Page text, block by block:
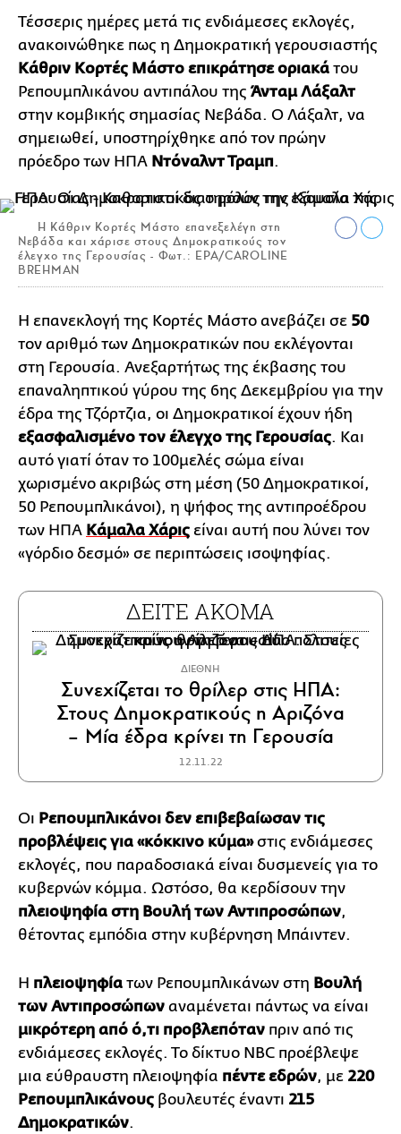
Τέσσερις ημέρες μετά τις ενδιάμεσες εκλογές,
ανακοινώθηκε πως η Δημοκρατική γερουσιαστής
Κάθριν Κορτές Μάστο επικράτησε οριακά του
Ρεπουμπλικάνου αντιπάλου τηςΆνταμ Λάξαλτ
στην κομβικής σημασίας Νεβάδα. Ο Λάξαλτ, να
σημειωθεί, υποστηρίχθηκε από τον πρώην
πρόεδρο των ΗΠΑ Ντόναλντ Τραμπ.
Η Κάθριν Κορτές Μάστο επανεξελέγη στη
Νεβάδα και χάρισε στους Δημοκρατικούς τον
έλεγχο της Γερουσίας - Φωτ.: EPA/CAROLINE
BREHMAN
Η επανεκλογή της Κορτές Μάστο ανεβάζει σε 50
τον αριθμό των Δημοκρατικών που εκλέγονται
στη Γερουσία. Ανεξαρτήτως της έκβασης του
επαναληπτικού γύρου της 6ης Δεκεμβρίου για την
έδρα της Τζόρτζια, οι Δημοκρατικοί έχουν ήδη
εξασφαλισμένο τον έλεγχο της Γερουσίας. Και
αυτό γιατί όταν το 100μελές σώμα είναι
χωρισμένο ακριβώς στη μέση (50 Δημοκρατικοί,
50 Ρεπουμπλικάνοι), η ψήφος της αντιπροέδρου
των ΗΠΑ Κάμαλα Χάρις είναι αυτή που λύνει τον
«γόρδιο δεσμό» σε περιπτώσεις ισοψηφίας.
ΔΕΙΤΕ ΑΚΟΜΑ
ΔΙΕΘΝΗ
Συνεχίζεται το θρίλερ στις ΗΠΑ:
Στους Δημοκρατικούς η Αριζόνα
– Μία έδρα κρίνει τη Γερουσία
12.11.22
Οι Ρεπουμπλικάνοι δεν επιβεβαίωσαν τις
προβλέψεις για «κόκκινο κύμα»στις ενδιάμεσες
εκλογές, που παραδοσιακά είναι δυσμενείς για το
κυβερνών κόμμα. Ωστόσο, θα κερδίσουν την
πλειοψηφία στη Βουλή των Αντιπροσώπων,
θέτοντας εμπόδια στην κυβέρνηση Μπάιντεν.
Η πλειοψηφία των Ρεπουμπλικάνων στη Βουλή
των Αντιπροσώπων αναμένεται πάντως να είναι
μικρότερη από ό,τι προβλεπόταν πριν από τις
ενδιάμεσες εκλογές. Το δίκτυο NBC προέβλεψε
μια εύθραυστη πλειοψηφία πέντε εδρών, με 220
Ρεπουμπλικάνους βουλευτές έναντι 215
Δημοκρατικών.